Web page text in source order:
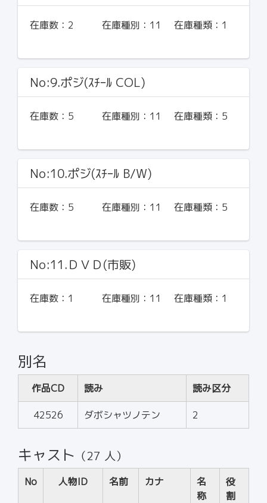
在庫数： 2 在庫種別： 11 在庫種類： 1
No:9.ポジ(ｽﾁｰﾙ COL)
在庫数： 5 在庫種別： 11 在庫種類： 5
No:10.ポジ(ｽﾁｰﾙ B/W)
在庫数： 5 在庫種別： 11 在庫種類： 5
No:11.ＤＶＤ(市販)
在庫数： 1 在庫種別： 11 在庫種類： 1
別名
作品CD 読み 読み区分
42526 ダボシャツノテン 2
キャスト （27 人）
No 人物ID 名前 カナ
名
称
役
割